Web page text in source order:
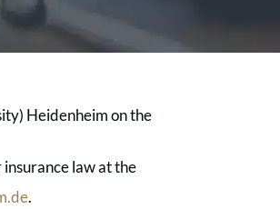
Heidenheim on the
law at the
.